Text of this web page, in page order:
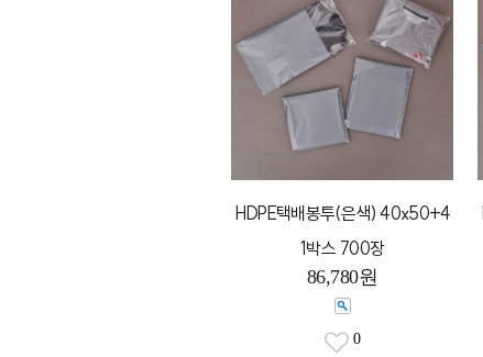
HDPE택배봉투(은색) 40x50+4
1박스 700장
86,780원
0